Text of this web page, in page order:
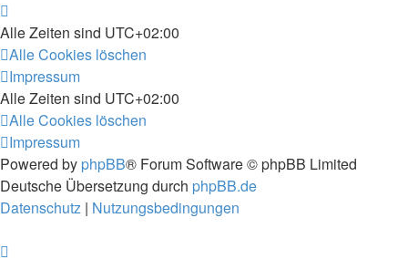
Alle Zeiten sind UTC+02:00
Alle Cookies löschen
Impressum
Alle Zeiten sind UTC+02:00
Alle Cookies löschen
Impressum
Powered by phpBB® Forum Software © phpBB Limited
Deutsche Übersetzung durch phpBB.de
Datenschutz | Nutzungsbedingungen